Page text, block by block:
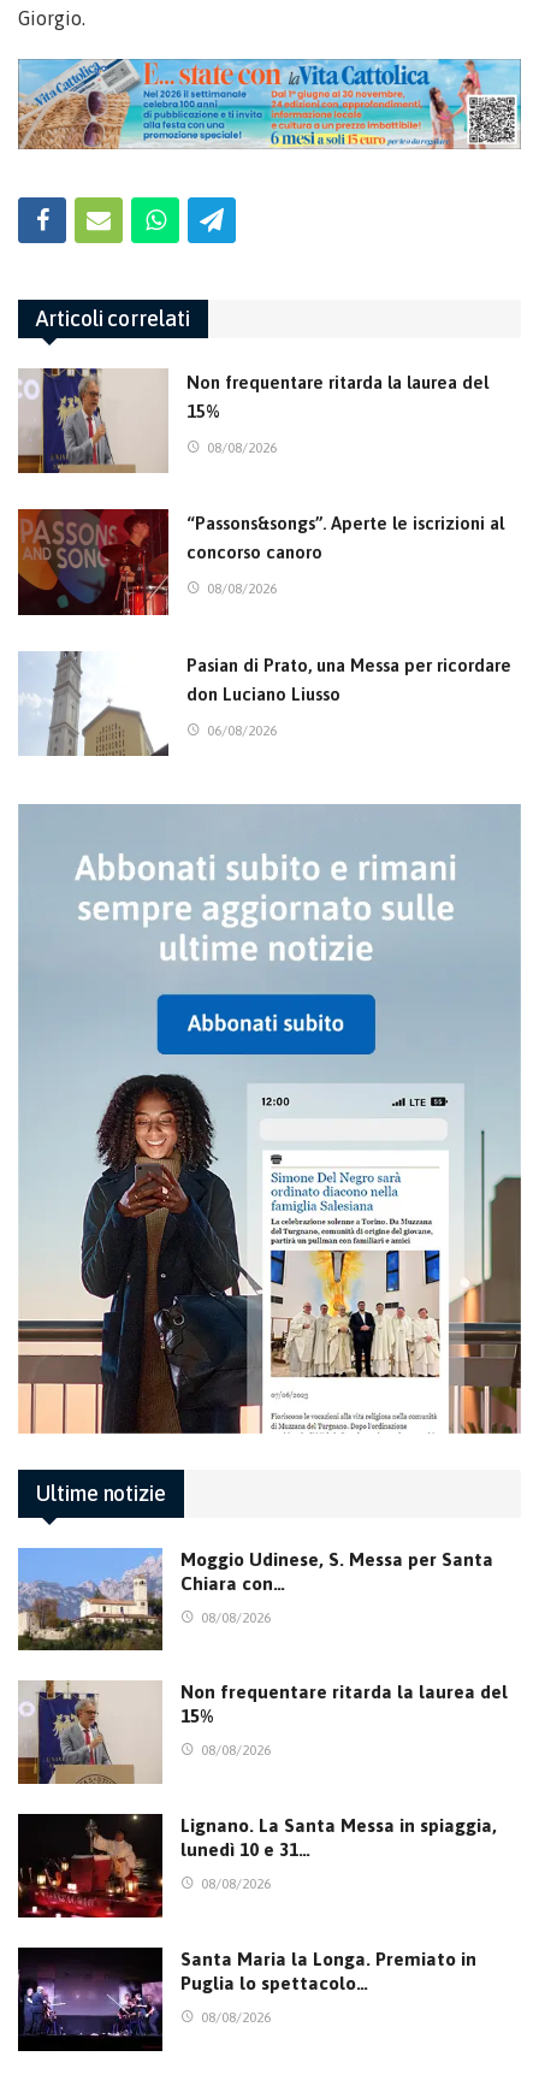
Giorgio.
Articoli correlati
Non frequentare ritarda la laurea del
15%
08/08/2026
“Passons&songs”. Aperte le iscrizioni al
concorso canoro
08/08/2026
Pasian di Prato, una Messa per ricordare
don Luciano Liusso
06/08/2026
Ultime notizie
Moggio Udinese, S. Messa per Santa
Chiara con…
08/08/2026
Non frequentare ritarda la laurea del
15%
08/08/2026
Lignano. La Santa Messa in spiaggia,
lunedì 10 e 31…
08/08/2026
Santa Maria la Longa. Premiato in
Puglia lo spettacolo…
08/08/2026